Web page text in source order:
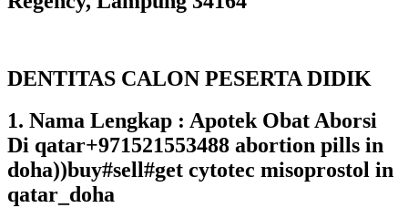
DENTITAS CALON PESERTA DIDIK
1. Nama Lengkap : Apotek Obat Aborsi
Di qatar+971521553488 abortion pills in
doha))buy#sell#get cytotec misoprostol in
qatar_doha